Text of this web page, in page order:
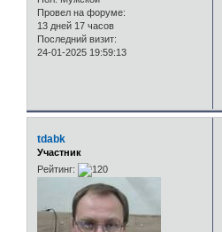
Провел на форуме:
13 дней 17 часов
Последний визит:
24-01-2025 19:59:13
tdabk
Участник
Рейтинг: